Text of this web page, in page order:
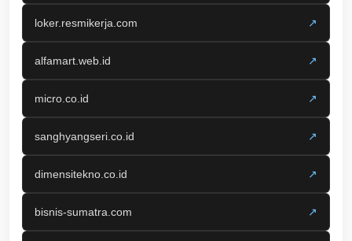
loker.resmikerja.com ↗
alfamart.web.id ↗
micro.co.id ↗
sanghyangseri.co.id ↗
dimensitekno.co.id ↗
bisnis-sumatra.com ↗